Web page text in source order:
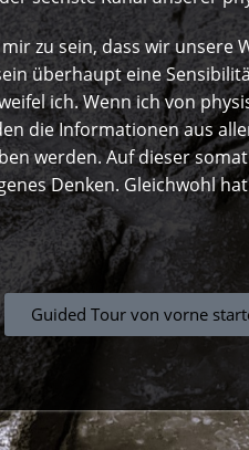
zu sein, dass wir unsere
überhaupt eine
ich. Wenn ich von
die Informationen aus
werden. Auf dieser
Denken. Gleichwohl
Guided Tour von vorne